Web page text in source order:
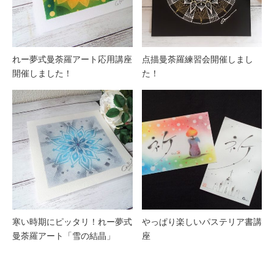
れー夢式曼荼羅アート応用講座
開催しました！
点描曼荼羅練習会開催しまし
た！
寒い時期にピッタリ！れー夢式
曼荼羅アート「雪の結晶」
やっぱり楽しいパステリア書講
座